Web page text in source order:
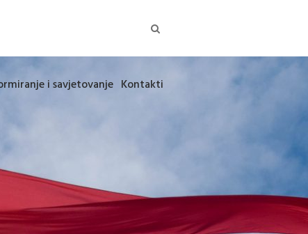
i savjetovanje Kontakti